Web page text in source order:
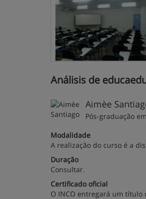
Análisis de
Aimèe
Pós-graduação
Modalidade
A realização do curso é a
Duração
Consultar.
Certificado oficial
O INCO entregará um